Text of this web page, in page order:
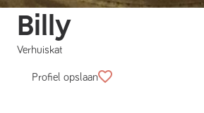
Billy
Verhuiskat
Profiel opslaan